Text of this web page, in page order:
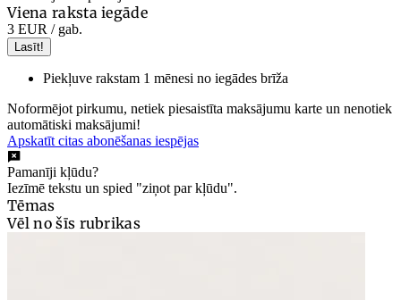
Viena raksta iegāde
3 EUR / gab.
Lasīt!
Piekļuve rakstam 1 mēnesi no iegādes brīža
Noformējot pirkumu, netiek piesaistīta maksājumu karte un nenotiek
automātiski maksājumi!
Apskatīt citas abonēšanas iespējas
Pamanīji kļūdu?
Iezīmē tekstu un spied "ziņot par kļūdu".
Tēmas
Vēl no šīs rubrikas